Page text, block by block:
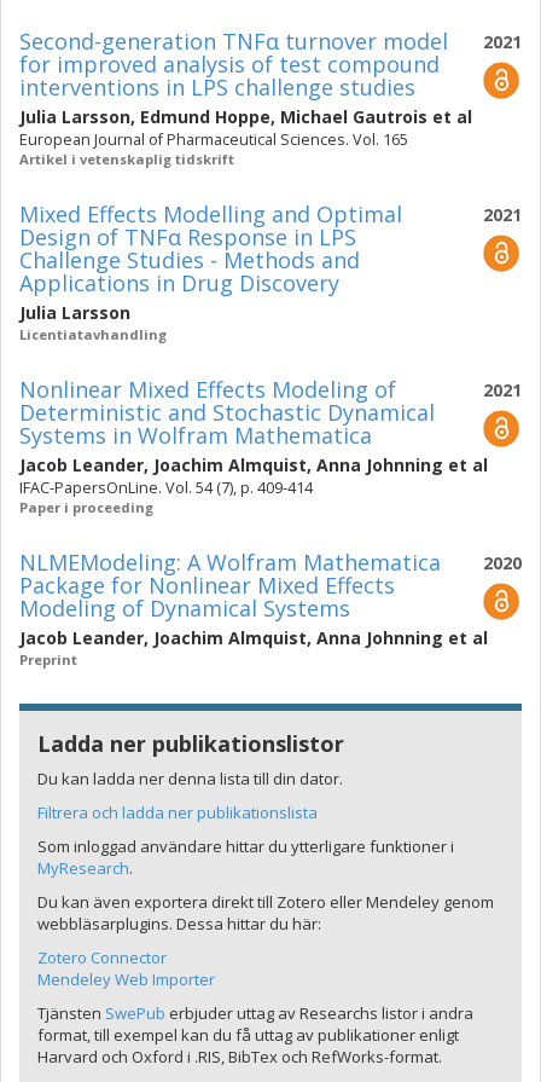
2021
Second-generation TNFα turnover model
for improved analysis of test compound
interventions in LPS challenge studies
Julia Larsson, Edmund Hoppe, Michael Gautrois et al
European Journal of Pharmaceutical Sciences. Vol. 165
Artikel i vetenskaplig tidskrift
2021
Mixed Effects Modelling and Optimal
Design of TNFα Response in LPS
Challenge Studies - Methods and
Applications in Drug Discovery
Julia Larsson
Licentiatavhandling
2021
Nonlinear Mixed Effects Modeling of
Deterministic and Stochastic Dynamical
Systems in Wolfram Mathematica
Jacob Leander, Joachim Almquist, Anna Johnning et al
IFAC-PapersOnLine. Vol. 54 (7), p. 409-414
Paper i proceeding
2020
NLMEModeling: A Wolfram Mathematica
Package for Nonlinear Mixed Effects
Modeling of Dynamical Systems
Jacob Leander, Joachim Almquist, Anna Johnning et al
Preprint
Ladda ner publikationslistor
Du kan ladda ner denna lista till din dator.
Filtrera och ladda ner publikationslista
Som inloggad användare hittar du ytterligare funktioner i
MyResearch.
Du kan även exportera direkt till Zotero eller Mendeley genom
webbläsarplugins. Dessa hittar du här:
Zotero Connector
Mendeley Web Importer
Tjänsten SwePub erbjuder uttag av Researchs listor i andra
format, till exempel kan du få uttag av publikationer enligt
Harvard och Oxford i .RIS, BibTex och RefWorks-format.